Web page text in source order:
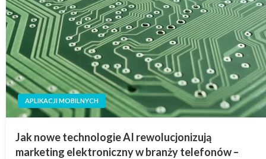
APLIKACJI MOBILNYCH
Jak nowe technologie AI rewolucjonizują
marketing elektroniczny w branży telefonów –